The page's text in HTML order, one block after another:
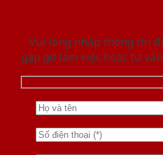
Vui lòng nhập thông tin
gặp gỡ làm việc hoăc tư